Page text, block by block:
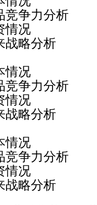
力分析
况
略分析
况
力分析
况
略分析
况
力分析
况
略分析